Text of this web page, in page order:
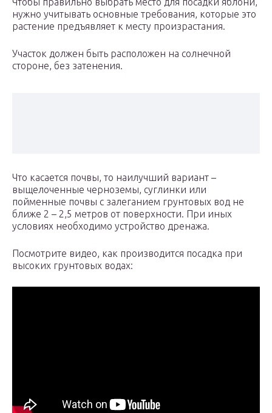
нужно учитывать основные требования, которые это
растение предъявляет к месту произрастания.
Участок должен быть расположен на солнечной
стороне, без затенения.
Что касается почвы, то наилучший вариант –
выщелоченные черноземы, суглинки или
пойменные почвы с залеганием грунтовых вод не
ближе 2 – 2,5 метров от поверхности. При иных
условиях необходимо устройство дренажа.
Посмотрите видео, как производится посадка при
высоких грунтовых водах: